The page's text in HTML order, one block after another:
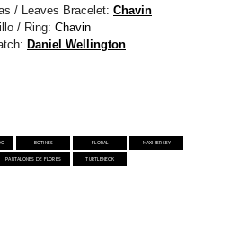
/ Leaves Bracelet: Chavin
/ Ring: Chavin
Daniel Wellington
BOTINES FLORAL MAXI JERSEY
PANTALONES DE FLORES TURTLENECK